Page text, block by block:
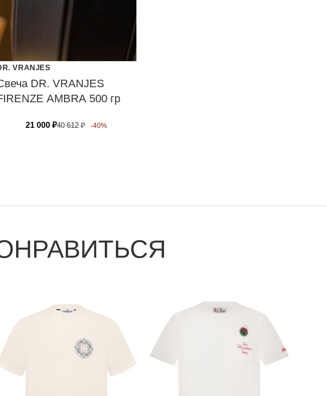
VRANJES
DR. VRANJES
АМВRА 500 гр
21 000₽40 612₽ -40%